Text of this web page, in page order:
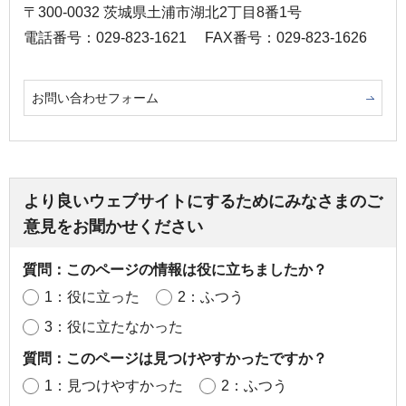
〒300-0032 茨城県土浦市湖北2丁目8番1号
電話番号：029-823-1621
FAX番号：029-823-1626
お問い合わせフォーム
より良いウェブサイトにするためにみなさまのご
意見をお聞かせください
質問：このページの情報は役に立ちましたか？
1：役に立った
2：ふつう
3：役に立たなかった
質問：このページは見つけやすかったですか？
1：見つけやすかった
2：ふつう